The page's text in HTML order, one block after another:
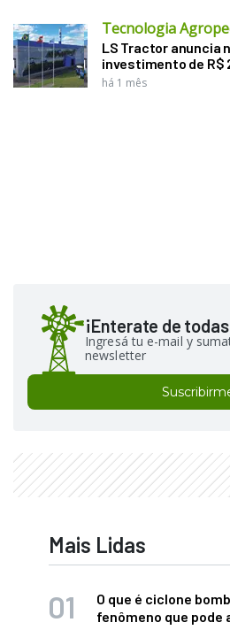
Tecnologia
LS Tractor anuncia
investimento de R$
há 1 mês
¡Enterate de
Ingresá tu e-mail y
newsletter
Mais Lidas
O que é ciclone
fenômeno que pode